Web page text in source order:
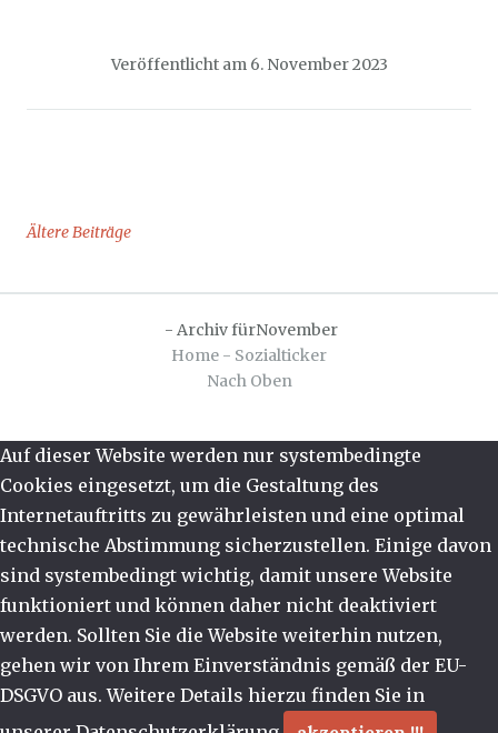
Veröffentlicht am 6. November 2023
Beitragsnavigation
Ältere Beiträge
- Archiv fürNovember
Home - Sozialticker
Nach Oben
Auf dieser Website werden nur systembedingte
Cookies eingesetzt, um die Gestaltung des
Internetauftritts zu gewährleisten und eine optimal
technische Abstimmung sicherzustellen. Einige davon
sind systembedingt wichtig, damit unsere Website
funktioniert und können daher nicht deaktiviert
werden. Sollten Sie die Website weiterhin nutzen,
gehen wir von Ihrem Einverständnis gemäß der EU-
DSGVO aus. Weitere Details hierzu finden Sie in